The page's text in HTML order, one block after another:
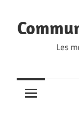
to
content
Les